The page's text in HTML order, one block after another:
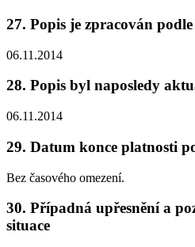
27. Popis je zpracován
06.11.2014
28. Popis byl naposledy
06.11.2014
29. Datum konce platnosti
Bez časového omezení.
30. Případná upřesnění a
situace